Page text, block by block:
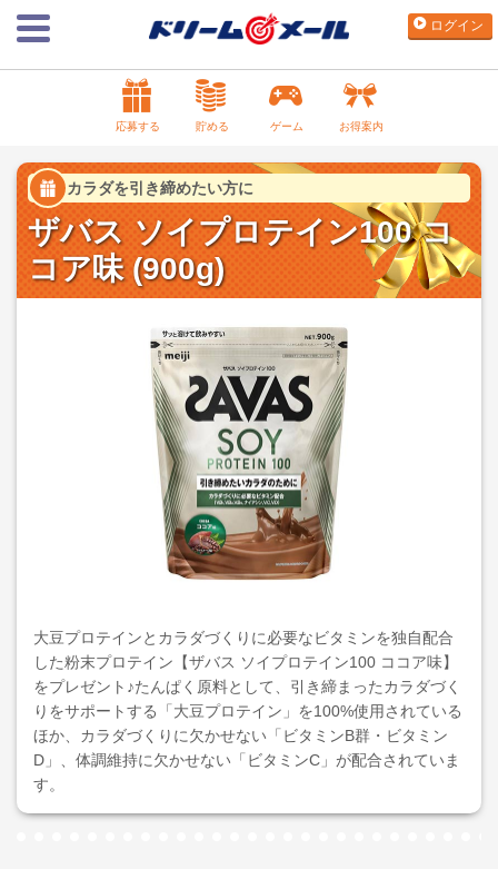
ログイン
応募する 貯める ゲーム お得案内
カラダを引き締めたい方に
ザバス ソイプロテイン100 コ
コア味 (900g)
大豆プロテインとカラダづくりに必要なビタミンを独自配合
した粉末プロテイン【ザバス ソイプロテイン100 ココア味】
をプレゼント♪たんぱく原料として、引き締まったカラダづく
りをサポートする「大豆プロテイン」を100%使用されている
ほか、カラダづくりに欠かせない「ビタミンB群・ビタミン
D」、体調維持に欠かせない「ビタミンC」が配合されていま
す。